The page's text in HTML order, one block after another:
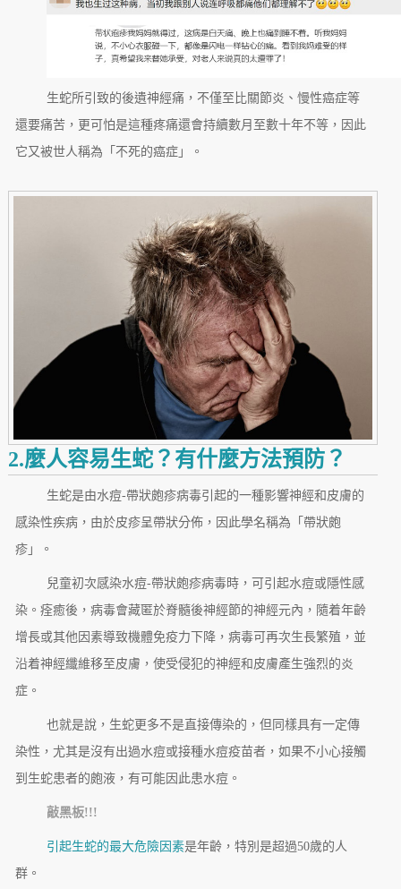
生蛇所引致的後遺神經痛，不僅至比關節炎、慢性癌症等
還要痛苦，更可怕是這種疼痛還會持續數月至數十年不等，因此
它又被世人稱為「不死的癌症」。
2.麼人容易生蛇？有什麼方法預防？
生蛇是由水痘-帶狀皰疹病毒引起的一種影響神經和皮膚的
感染性疾病，由於皮疹呈帶狀分佈，因此學名稱為「帶狀皰
疹」。
兒童初次感染水痘-帶狀皰疹病毒時，可引起水痘或隱性感
染。痊癒後，病毒會藏匿於脊髓後神經節的神經元內，隨着年齡
增長或其他因素導致機體免疫力下降，病毒可再次生長繁殖，並
沿着神經纖維移至皮膚，使受侵犯的神經和皮膚產生強烈的炎
症。
也就是說，生蛇更多不是直接傳染的，但同樣具有一定傳
染性，尤其是沒有出過水痘或接種水痘疫苗者，如果不小心接觸
到生蛇患者的皰液，有可能因此患水痘。
敲黑板!!!
引起生蛇的最大危險因素是年齡，特別是超過50歲的人
群。